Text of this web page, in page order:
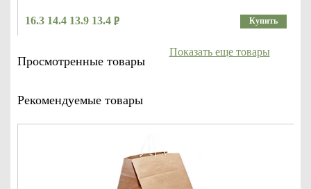
16.3 14.4 13.9 13.4 Купить
Просмотренные товары
Рекомендуемые товары
Показать еще товары